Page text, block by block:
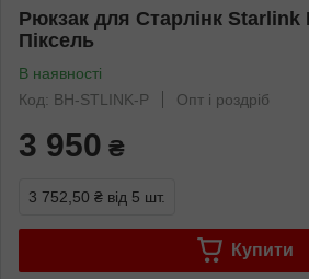
Рюкзак для Старлінк
Піксель
В наявності
Код: BH-STLINK-P
Опт і роздріб
3 950 ₴
3 752,50 ₴ від 5 шт.
Купити